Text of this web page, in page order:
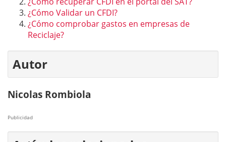
¿Cómo Validar un CFDI?
¿Cómo comprobar gastos en empresas de
Reciclaje?
Autor
Nicolas Rombiola
Publicidad